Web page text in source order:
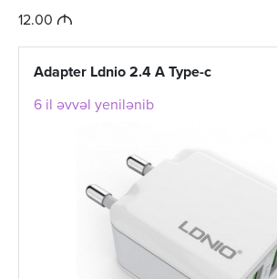
12.00 M
Adapter Ldnio 2.4 A Type-c
6 il əvvəl yenilənib